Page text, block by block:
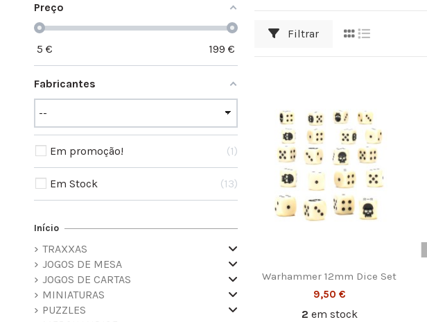
Filtrar
Warhammer 12mm Dice Set
9,50 €
2 em stock
Preço
5 € 199 €
Fabricantes
Em promoção! 1
Em Stock 13
Início
TRAXXAS
JOGOS DE MESA
JOGOS DE CARTAS
MINIATURAS
PUZZLES